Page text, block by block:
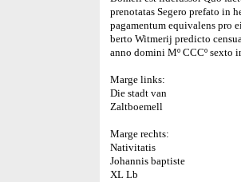
prenotatas Segero prefato in
pagamentum equivalens pro
berto Witmerij predicto
anno domini Mº CCCº sexto
Marge links:
Die stadt van
Zaltboemell
Marge rechts:
Nativitatis
Johannis baptiste
XL Lb